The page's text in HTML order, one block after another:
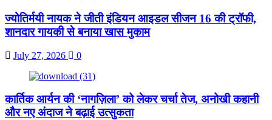
ज्योतिर्मयी नायक ने जीती इंडियन आइडल सीजन 16 की ट्रॉफी,
शानदार गायकी से बनाया खास मुकाम
July 27, 2026 0
कार्तिक आर्यन की ‘नागज़िला’ को लेकर चर्चा तेज, अनोखी कहानी
और नए अंदाज ने बढ़ाई उत्सुकता